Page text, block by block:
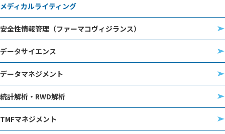
メディカルライティング
安全性情報管理（ファーマコヴィジランス）
データサイエンス
データマネジメント
統計解析・RWD解析
TMFマネジメント